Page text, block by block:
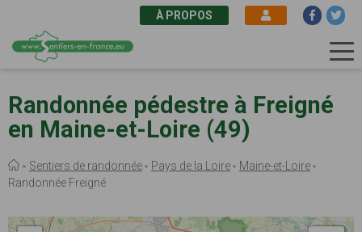
au
contenu
principal
À PROPOS
Randonnée pédestre à Freigné
en Maine-et-Loire (49)
Fil
d'Ariane
Sentiers de randonnée Pays de la Loire
Maine-et-Loire
Randonnée Freigné